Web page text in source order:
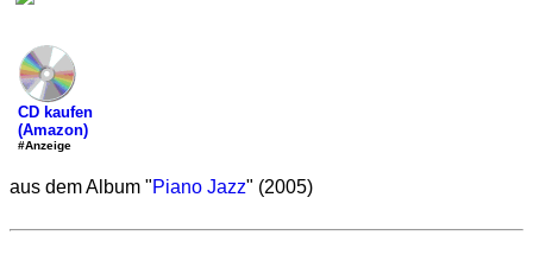
CD kaufen
(Amazon)
#Anzeige
aus dem Album "Piano Jazz" (2005)